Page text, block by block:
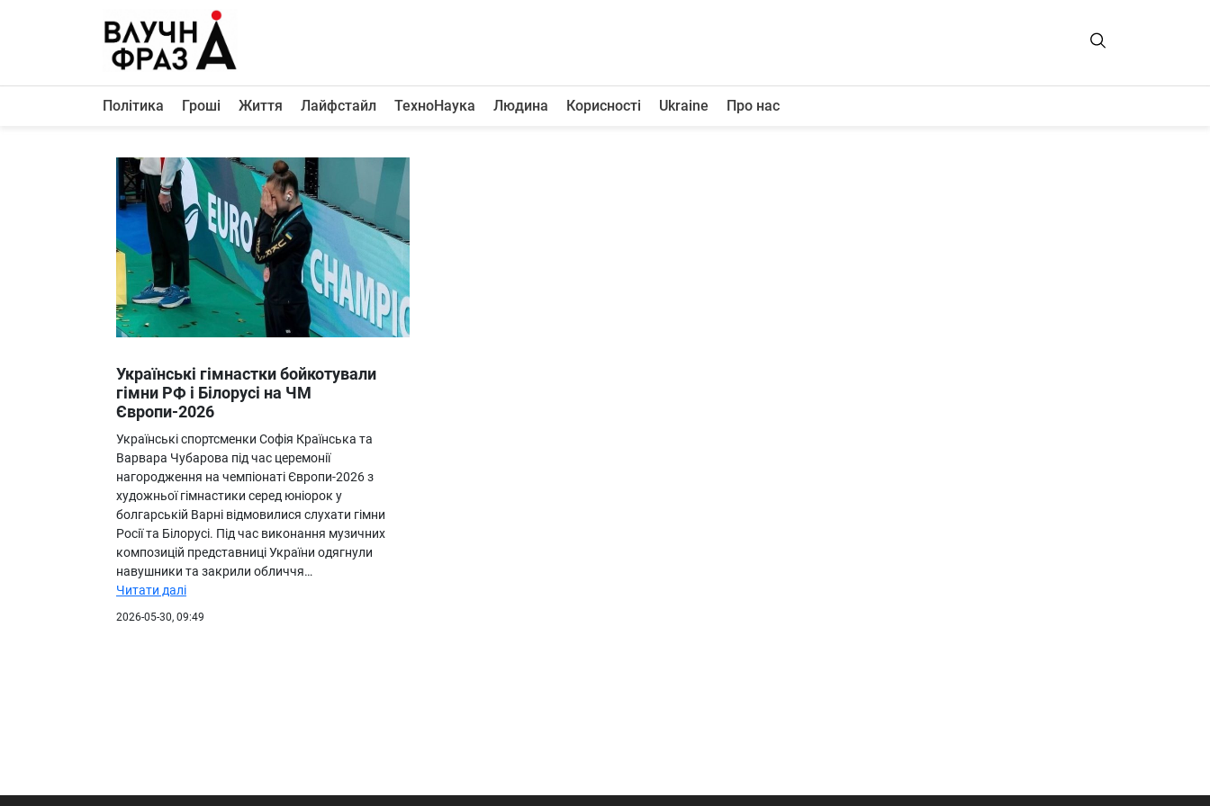
Політика
Життя
Лайфстайл
ТехноНаука
Людина
Корисності
Про нас
Політика Гроші Життя Лайфстайл ТехноНаука Людина Корисності Ukraine Про нас
Українські гімнастки бойкотували
гімни РФ і Білорусі на ЧМ
Європи-2026
Українські спортсменки Софія Країнська та
Варвара Чубарова під час церемонії
нагородження на чемпіонаті Європи-2026 з
художньої гімнастики серед юніорок у
болгарській Варні відмовилися слухати гімни
Росії та Білорусі. Під час виконання музичних
композицій представниці України одягнули
навушники та закрили обличчя…
Читати далі
2026-05-30, 09:49